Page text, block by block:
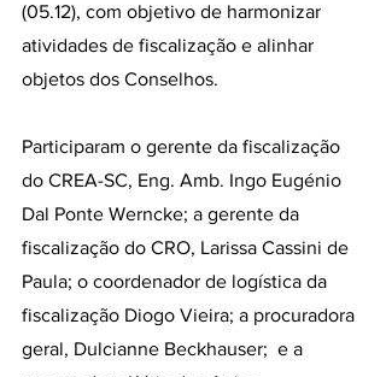
(05.12), com objetivo de harmonizar
atividades de fiscalização e alinhar
objetos dos Conselhos.
Participaram o gerente da fiscalização
do CREA-SC, Eng. Amb. Ingo Eugénio
Dal Ponte Werncke; a gerente da
fiscalização do CRO, Larissa Cassini de
Paula; o coordenador de logística da
fiscalização Diogo Vieira; a procuradora
geral, Dulcianne Beckhauser;  e a